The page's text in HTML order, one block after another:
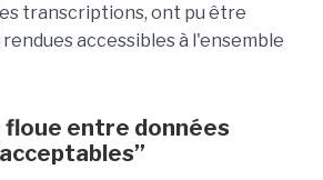
transcriptions, ont pu être
accessibles à l'ensemble
entre données